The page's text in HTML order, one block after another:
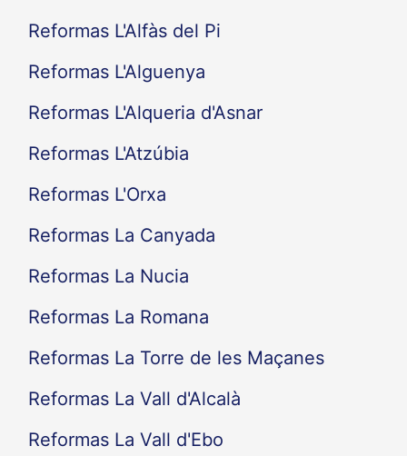
Reformas L'Alfàs del Pi
Reformas L'Alguenya
Reformas L'Alqueria d'Asnar
Reformas L'Atzúbia
Reformas L'Orxa
Reformas La Canyada
Reformas La Nucia
Reformas La Romana
Reformas La Torre de les Maçanes
Reformas La Vall d'Alcalà
Reformas La Vall d'Ebo